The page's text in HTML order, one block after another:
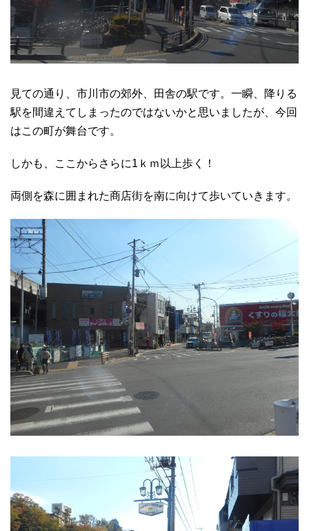
見ての通り、市川市の郊外、田舎の駅です。一瞬、降りる
駅を間違えてしまったのではないかと思いましたが、今回
はこの町が舞台です。
しかも、ここからさらに1ｋｍ以上歩く！
両側を森に囲まれた商店街を南に向けて歩いていきます。